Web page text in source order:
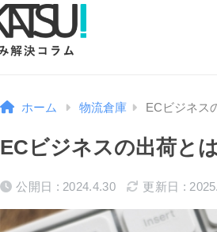
ホーム 物流倉庫 ECビジネス
ECビジネスの出荷と
公開日 : 2024.4.30 更新日 :